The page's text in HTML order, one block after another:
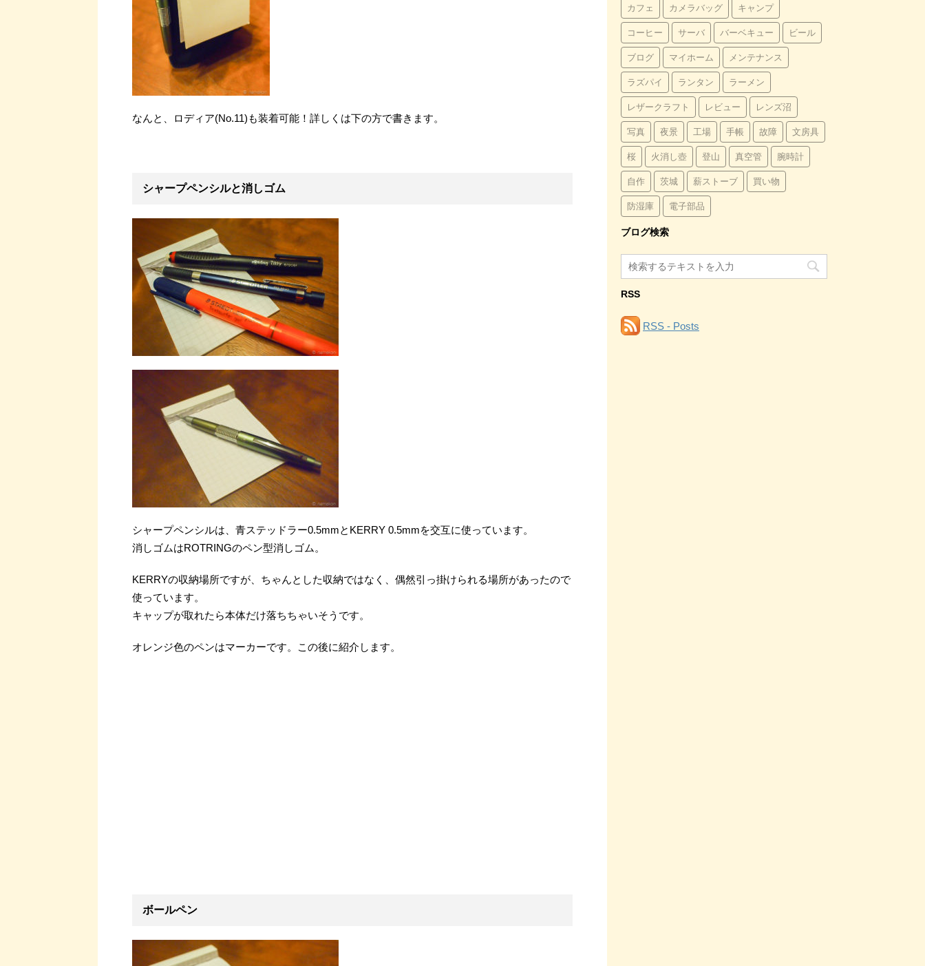
なんと、ロディア(No.11)も装着可能！詳しくは下の方で書きます。
シャープペンシルと消しゴム
シャープペンシルは、青ステッドラー0.5mmとKERRY 0.5mmを交互に使っています。
消しゴムはROTRINGのペン型消しゴム。
KERRYの収納場所ですが、ちゃんとした収納ではなく、偶然引っ掛けられる場所があったので
使っています。
キャップが取れたら本体だけ落ちちゃいそうです。
オレンジ色のペンはマーカーです。この後に紹介します。
ボールペン
カフェ カメラバッグ キャンプ
コーヒー サーバ バーベキュー ビール
ブログ マイホーム メンテナンス
ラズパイ ランタン ラーメン
レザークラフト レビュー レンズ沼
写真 夜景 工場 手帳 故障 文房具
桜 火消し壺 登山 真空管 腕時計
自作 茨城 薪ストーブ 買い物
防湿庫 電子部品
ブログ検索
RSS
RSS - Posts